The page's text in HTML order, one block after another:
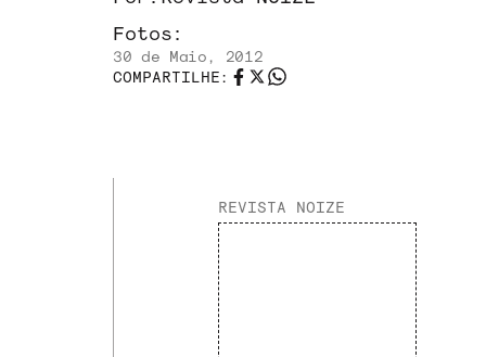
Fotos:
30 de Maio, 2012
COMPARTILHE:
REVISTA NOIZE